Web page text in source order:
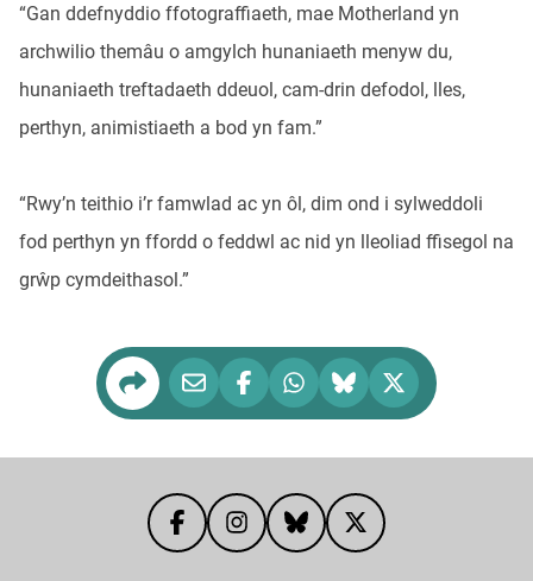
“Gan ddefnyddio ffotograffiaeth, mae Motherland yn
archwilio themâu o amgylch hunaniaeth menyw du,
hunaniaeth treftadaeth ddeuol, cam-drin defodol, lles,
perthyn, animistiaeth a bod yn fam.”
“Rwy’n teithio i’r famwlad ac yn ôl, dim ond i sylweddoli
fod perthyn yn ffordd o feddwl ac nid yn lleoliad ffisegol na
grŵp cymdeithasol.”